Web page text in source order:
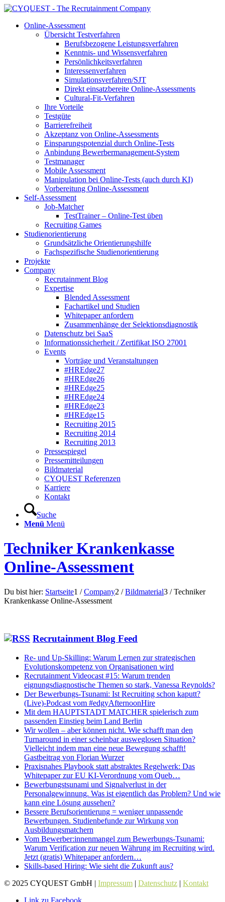
Online-Assessment
Übersicht Testverfahren
Berufsbezogene Leistungsverfahren
Kenntnis- und Wissensverfahren
Persönlichkeitsverfahren
Interessenverfahren
Simulationsverfahren/SJT
Direkt einsatzbereite Online-Assessments
Cultural-Fit-Verfahren
Ihre Vorteile
Testgüte
Barrierefreiheit
Akzeptanz von Online-Assessments
Einsparungspotenzial durch Online-Tests
Anbindung Bewerbermanagement-System
Testmanager
Mobile Assessment
Manipulation bei Online-Tests (auch durch KI)
Vorbereitung Online-Assessment
Self-Assessment
Job-Matcher
TestTrainer – Online-Test üben
Recruiting Games
Studienorientierung
Grundsätzliche Orientierungshilfe
Fachspezifische Studienorientierung
Projekte
Company
Recrutainment Blog
Expertise
Blended Assessment
Fachartikel und Studien
Whitepaper anfordern
Zusammenhänge der Selektionsdiagnostik
Datenschutz bei SaaS
Informationssicherheit / Zertifikat ISO 27001
Events
Vorträge und Veranstaltungen
#HREdge27
#HREdge26
#HREdge25
#HREdge24
#HREdge23
#HREdge15
Recruiting 2015
Recruiting 2014
Recruiting 2013
Pressespiegel
Pressemitteilungen
Bildmaterial
CYQUEST Referenzen
Karriere
Kontakt
Suche
Menü Menü
Techniker Krankenkasse
Online-Assessment
Du bist hier: Startseite1 / Company2 / Bildmaterial3 / Techniker
Krankenkasse Online-Assessment
Recrutainment Blog Feed
Re- und Up-Skilling: Warum Lernen zur strategischen
Evolutionskompetenz von Organisationen wird
Recrutainment Videocast #15: Warum trenden
eignungsdiagnostische Themen so stark, Vanessa Reynolds?
Der Bewerbungs-Tsunami: Ist Recruiting schon kaputt?
(Live)-Podcast vom #edgyAfternoonHire
Mit dem HAUPTSTADT MATCHER spielerisch zum
passenden Einstieg beim Land Berlin
Wir wollen – aber können nicht. Wie schafft man den
Turnaround in einer scheinbar ausweglosen Situation?
Vielleicht indem man eine neue Bewegung schafft!
Gastbeitrag von Florian Wurzer
Praxisnahes Playbook statt abstraktes Regelwerk: Das
Whitepaper zur EU KI-Verordnung vom Queb…
Bewerbungstsunami und Signalverlust in der
Personalgewinnung. Was ist eigentlich das Problem? Und wie
kann eine Lösung aussehen?
Bessere Berufsorientierung = weniger unpassende
Bewerbungen. Studienbefunde zur Wirkung von
Ausbildungsmatchern
Vom Bewerber:innenmangel zum Bewerbungs-Tsunami:
Warum Verification zur neuen Währung im Recruiting wird.
Jetzt (gratis) Whitepaper anfordern…
Skills-based Hiring: Wie sieht die Zukunft aus?
© 2025 CYQUEST GmbH | Impressum | Datenschutz | Kontakt